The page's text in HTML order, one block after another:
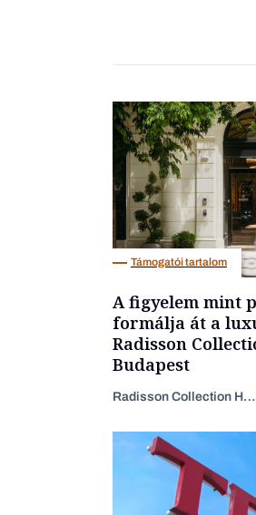
Támogatói tartalom
A figyelem mint
formálja át a
Radisson
Budapest
Radisson Collection Hotel